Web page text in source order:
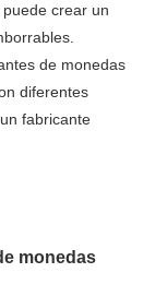
crear un
de monedas
diferentes
fabricante
monedas